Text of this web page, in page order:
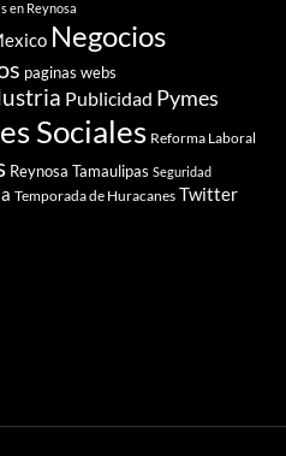
en Reynosa
Negocios
paginas webs
Publicidad Pymes
Sociales Reforma Laboral
Reynosa Tamaulipas Seguridad
Temporada de Huracanes Twitter